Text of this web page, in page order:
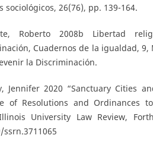
sociológicos, 26(76), pp. 139-164.
Roberto 2008b Libertad
Cuadernos de la igualdad, 9,
la Discriminación.
Jennifer 2020 “Sanctuary Cities
of Resolutions and Ordinances
University Law Review,
ssrn.3711065